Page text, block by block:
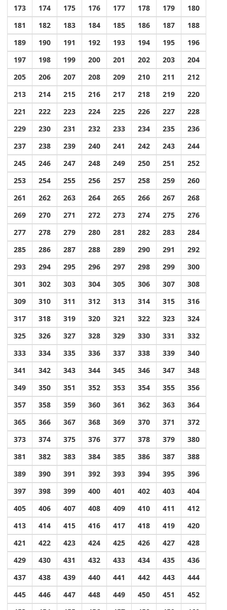
173 174 175 176 177 178 179
180
181
182 183 184 185 186 187
188
189
190 191 192 193 194 195
196
197
198 199 200 201 202 203
204
205
206 207 208 209 210 211
212
213
214 215 216 217 218 219
220
221
222 223 224 225 226 227
228
229
230 231 232 233 234 235
236
237
238 239 240 241 242 243
244
245
246 247 248 249 250 251
252
253
254 255 256 257 258 259
260
261
262 263 264 265 266 267
268
269
270 271 272 273 274 275
276
277
278 279 280 281 282 283
284
285
286 287 288 289 290 291
292
293
294 295 296 297 298 299
300
301
302 303 304 305 306 307
308
309
310 311 312 313 314 315
316
317
318 319 320 321 322 323
324
325
326 327 328 329 330 331
332
333
334 335 336 337 338 339
340
341
342 343 344 345 346 347
348
349
350 351 352 353 354 355
356
357
358 359 360 361 362 363
364
365
366 367 368 369 370 371
372
373
374 375 376 377 378 379
380
381
382 383 384 385 386 387
388
389
390 391 392 393 394 395
396
397
398 399 400 401 402 403
404
405
406 407 408 409 410 411
412
413
414 415 416 417 418 419
420
421
422 423 424 425 426 427
428
429
430 431 432 433 434 435
436
437
438 439 440 441 442 443
444
445
446 447 448 449 450 451
452